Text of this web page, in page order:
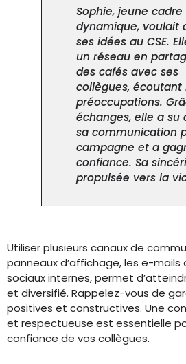
Sophie, jeune cadre
dynamique, voulait
ses idées au CSE.
un réseau en
des cafés avec ses
collègues, écoutant
préoccupations.
échanges, elle a su
sa communication
campagne et a
confiance. Sa
propulsée vers la
Utiliser plusieurs canaux de
panneaux d’affichage, les e-mails
sociaux internes, permet
et diversifié. Rappelez-vous de
positives et constructives. Une
et respectueuse est essentielle
confiance de vos collègues.